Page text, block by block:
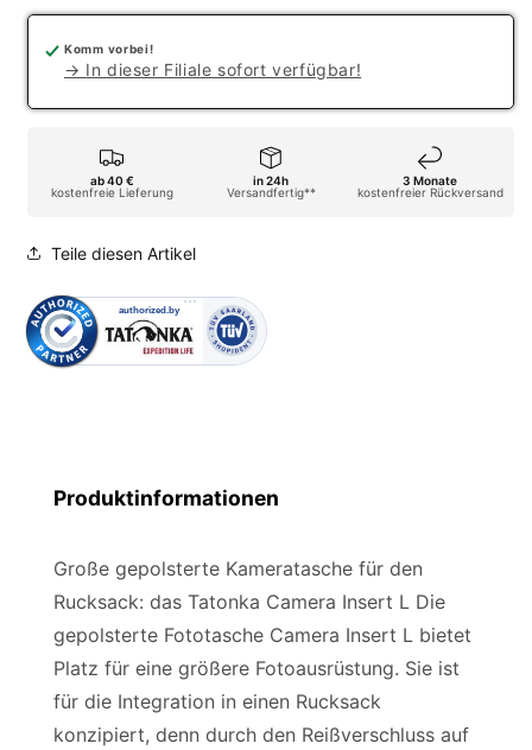
Komm vorbei!
→ In dieser Filiale sofort verfügbar!
ab 40 €
kostenfreie Lieferung
in 24h
Versandfertig**
3 Monate
kostenfreier Rückversand
Teile diesen Artikel
Produktinformationen
Große gepolsterte Kameratasche für den
Rucksack: das Tatonka Camera Insert L Die
gepolsterte Fototasche Camera Insert L bietet
Platz für eine größere Fotoausrüstung. Sie ist
für die Integration in einen Rucksack
konzipiert, denn durch den Reißverschluss auf